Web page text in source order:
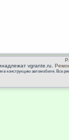
vgrante.ru.
конструкцию автомобиля. Все